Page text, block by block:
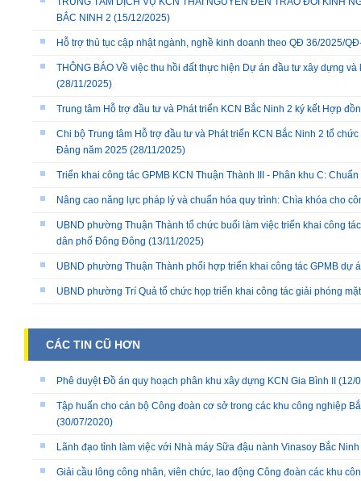
BẮC NINH 2 (15/12/2025)
Hỗ trợ thủ tục cập nhật ngành, nghề kinh doanh theo QĐ 36/2025/
THÔNG BÁO Về việc thu hồi đất thực hiện Dự án đầu tư xây dựng
(28/11/2025)
Trung tâm Hỗ trợ đầu tư và Phát triển KCN Bắc Ninh 2 ký kết Hợp
Chi bộ Trung tâm Hỗ trợ đầu tư và Phát triển KCN Bắc Ninh 2 tổ
Đảng năm 2025 (28/11/2025)
Triển khai công tác GPMB KCN Thuận Thành III - Phân khu C:
Nâng cao năng lực pháp lý và chuẩn hóa quy trình: Chìa khóa cho
UBND phường Thuận Thành tổ chức buổi làm việc triển khai công
dân phố Đông Đông (13/11/2025)
UBND phường Thuận Thành phối hợp triển khai công tác GPMB dự
UBND phường Trí Quả tổ chức họp triển khai công tác giải phóng
CÁC TIN CŨ HƠN
Phê duyệt Đồ án quy hoạch phân khu xây dựng KCN Gia Bình II (12/
Tập huấn cho cán bộ Công đoàn cơ sở trong các khu công nghiệp
(30/07/2020)
Lãnh đạo tỉnh làm việc với Nhà máy Sữa đậu nành Vinasoy Bắc Ninh
Giải cầu lông công nhân, viên chức, lao động Công đoàn các khu